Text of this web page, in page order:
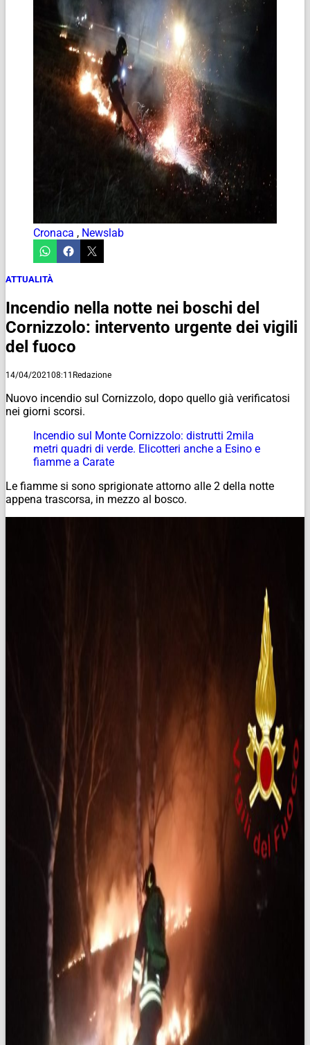
Cronaca , Newslab
ATTUALITÀ
Incendio nella notte nei boschi del
Cornizzolo: intervento urgente dei vigili
del fuoco
14/04/202108:11 Redazione
Nuovo incendio sul Cornizzolo, dopo quello già verificatosi
nei giorni scorsi.
Incendio sul Monte Cornizzolo: distrutti 2mila
metri quadri di verde. Elicotteri anche a Esino e
fiamme a Carate
Le fiamme si sono sprigionate attorno alle 2 della notte
appena trascorsa, in mezzo al bosco.